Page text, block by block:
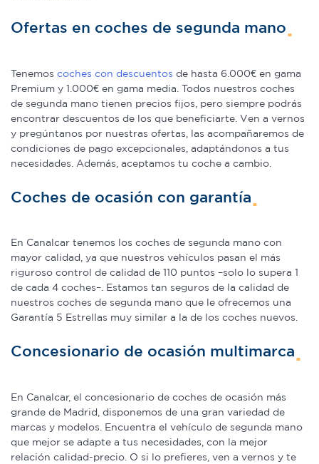
Ofertas en coches de segunda mano
Tenemos coches con descuentos de hasta 6.000€ en gama
Premium y 1.000€ en gama media. Todos nuestros coches
de segunda mano tienen precios fijos, pero siempre podrás
encontrar descuentos de los que beneficiarte. Ven a vernos
y pregúntanos por nuestras ofertas, las acompañaremos de
condiciones de pago excepcionales, adaptándonos a tus
necesidades. Además, aceptamos tu coche a cambio.
Coches de ocasión con garantía
En Canalcar tenemos los coches de segunda mano con
mayor calidad, ya que nuestros vehículos pasan el más
riguroso control de calidad de 110 puntos –solo lo supera 1
de cada 4 coches–. Estamos tan seguros de la calidad de
nuestros coches de segunda mano que le ofrecemos una
Garantía 5 Estrellas muy similar a la de los coches nuevos.
Concesionario de ocasión multimarca
En Canalcar, el concesionario de coches de ocasión más
grande de Madrid, disponemos de una gran variedad de
marcas y modelos. Encuentra el vehículo de segunda mano
que mejor se adapte a tus necesidades, con la mejor
relación calidad-precio. O si lo prefieres, ven a vernos y te